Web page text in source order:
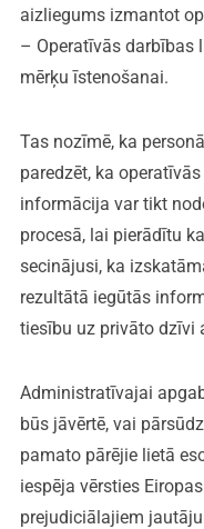
aizliegums izmantot
– Operatīvās darbības
mērķu īstenošanai.
Tas nozīmē, ka
paredzēt, ka
informācija var tikt
procesā, lai pierādītu
secinājusi, ka
rezultātā iegūtās
tiesību uz privāto dzīvi
Administratīvajai
būs jāvērtē, vai
pamato pārējie lietā
iespēja vērsties
prejudiciālajiem